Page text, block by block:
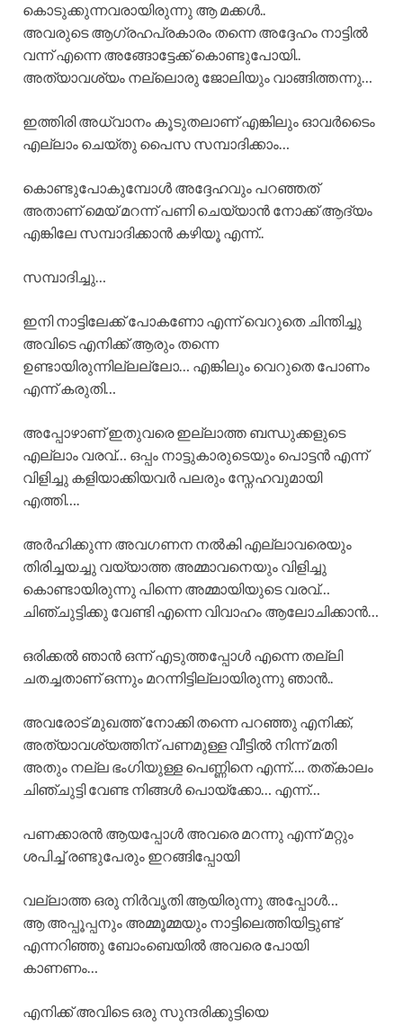
കൊടുക്കുന്നവരായിരുന്നു ആ മക്കൾ..
അവരുടെ ആഗ്രഹപ്രകാരം തന്നെ അദ്ദേഹം നാട്ടിൽ
വന്ന് എന്നെ അങ്ങോട്ടേക്ക് കൊണ്ടുപോയി..
അത്യാവശ്യം നല്ലൊരു ജോലിയും വാങ്ങിത്തന്നു…
ഇത്തിരി അധ്വാനം കൂടുതലാണ് എങ്കിലും ഓവർടൈം
എല്ലാം ചെയ്തു പൈസ സമ്പാദിക്കാം…
കൊണ്ടുപോകുമ്പോൾ അദ്ദേഹവും പറഞ്ഞത്
അതാണ് മെയ് മറന്ന് പണി ചെയ്യാൻ നോക്ക് ആദ്യം
എങ്കിലേ സമ്പാദിക്കാൻ കഴിയൂ എന്ന്..
സമ്പാദിച്ചു…
ഇനി നാട്ടിലേക്ക് പോകണോ എന്ന് വെറുതെ ചിന്തിച്ചു
അവിടെ എനിക്ക് ആരും തന്നെ
ഉണ്ടായിരുന്നില്ലല്ലോ… എങ്കിലും വെറുതെ പോണം
എന്ന് കരുതി…
അപ്പോഴാണ് ഇതുവരെ ഇല്ലാത്ത ബന്ധുക്കളുടെ
എല്ലാം വരവ്… ഒപ്പം നാട്ടുകാരുടെയും പൊട്ടൻ എന്ന്
വിളിച്ചു കളിയാക്കിയവർ പലരും സ്നേഹവുമായി
എത്തി….
അർഹിക്കുന്ന അവഗണന നൽകി എല്ലാവരെയും
തിരിച്ചയച്ചു വയ്യാത്ത അമ്മാവനെയും വിളിച്ചു
കൊണ്ടായിരുന്നു പിന്നെ അമ്മായിയുടെ വരവ്…
ചിഞ്ചുട്ടിക്കു വേണ്ടി എന്നെ വിവാഹം ആലോചിക്കാൻ…
ഒരിക്കൽ ഞാൻ ഒന്ന് എടുത്തപ്പോൾ എന്നെ തല്ലി
ചതച്ചതാണ് ഒന്നും മറന്നിട്ടില്ലായിരുന്നു ഞാൻ..
അവരോട് മുഖത്ത് നോക്കി തന്നെ പറഞ്ഞു എനിക്ക്,
അത്യാവശ്യത്തിന് പണമുള്ള വീട്ടിൽ നിന്ന് മതി
അതും നല്ല ഭംഗിയുള്ള പെണ്ണിനെ എന്ന്…. തത്കാലം
ചിഞ്ചുട്ടി വേണ്ട നിങ്ങൾ പൊയ്ക്കോ… എന്ന്…
പണക്കാരൻ ആയപ്പോൾ അവരെ മറന്നു എന്ന് മറ്റും
ശപിച്ച് രണ്ടുപേരും ഇറങ്ങിപ്പോയി
വല്ലാത്ത ഒരു നിർവൃതി ആയിരുന്നു അപ്പോൾ…
ആ അപ്പൂപ്പനും അമ്മൂമ്മയും നാട്ടിലെത്തിയിട്ടുണ്ട്
എന്നറിഞ്ഞു ബോംബെയിൽ അവരെ പോയി
കാണണം…
എനിക്ക് അവിടെ ഒരു സുന്ദരിക്കുട്ടിയെ